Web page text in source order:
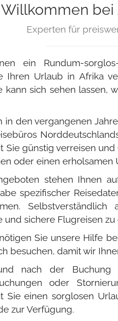
Willkommen bei
Experten für
ein Rundum-
Ihren Urlaub in Afrika
sich sehen lassen,
in den vergangenen
Sie günstig verreisen
oder einen
stehen Ihnen
spezifischer
Selbstverständlich
sichere Flugreisen zu
Sie unsere Hilfe
besuchen, damit wir
nach der
oder
Sie einen sorglosen
zur Verfügung.